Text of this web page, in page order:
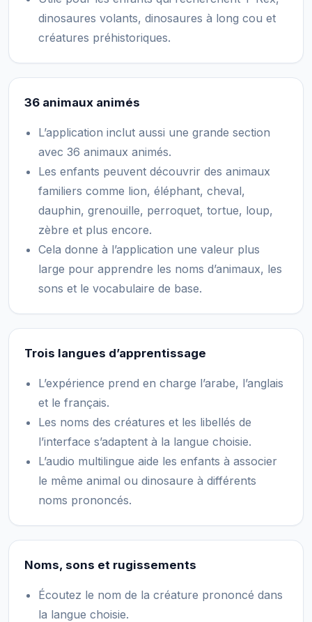
dinosaures volants, dinosaures à long cou et
créatures préhistoriques.
36 animaux animés
L’application inclut aussi une grande section
avec 36 animaux animés.
Les enfants peuvent découvrir des animaux
familiers comme lion, éléphant, cheval,
dauphin, grenouille, perroquet, tortue, loup,
zèbre et plus encore.
Cela donne à l’application une valeur plus
large pour apprendre les noms d’animaux, les
sons et le vocabulaire de base.
Trois langues d’apprentissage
L’expérience prend en charge l’arabe, l’anglais
et le français.
Les noms des créatures et les libellés de
l’interface s’adaptent à la langue choisie.
L’audio multilingue aide les enfants à associer
le même animal ou dinosaure à différents
noms prononcés.
Noms, sons et rugissements
Écoutez le nom de la créature prononcé dans
la langue choisie.